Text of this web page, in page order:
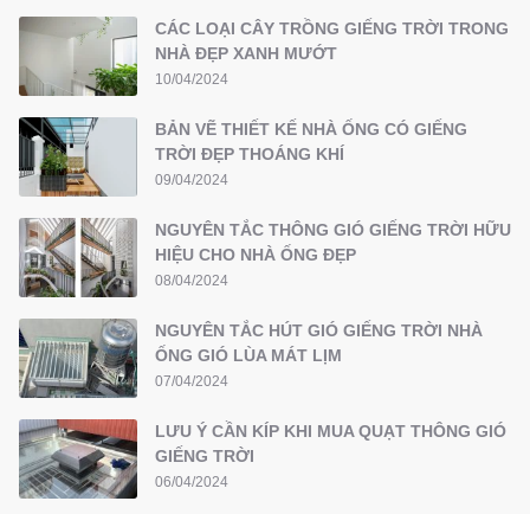
CÁC LOẠI CÂY TRỒNG GIẾNG TRỜI TRONG
NHÀ ĐẸP XANH MƯỚT
10/04/2024
BẢN VẼ THIẾT KẾ NHÀ ỐNG CÓ GIẾNG
TRỜI ĐẸP THOÁNG KHÍ
09/04/2024
NGUYÊN TẮC THÔNG GIÓ GIẾNG TRỜI HỮU
HIỆU CHO NHÀ ỐNG ĐẸP
08/04/2024
NGUYÊN TẮC HÚT GIÓ GIẾNG TRỜI NHÀ
ỐNG GIÓ LÙA MÁT LỊM
07/04/2024
LƯU Ý CẦN KÍP KHI MUA QUẠT THÔNG GIÓ
GIẾNG TRỜI
06/04/2024